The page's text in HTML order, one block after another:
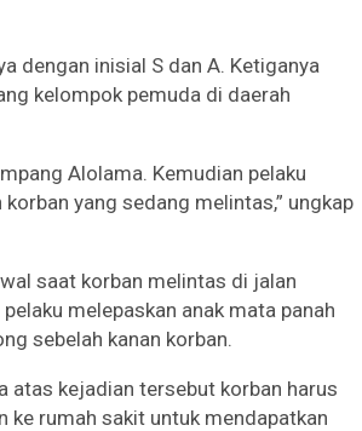
dengan inisial S dan A. Ketiganya
kelompok pemuda di daerah
Alolama. Kemudian pelaku
yang sedang melintas,” ungkap
saat korban melintas di jalan
melepaskan anak mata panah
sebelah kanan korban.
atas kejadian tersebut korban harus
ke rumah sakit untuk mendapatkan